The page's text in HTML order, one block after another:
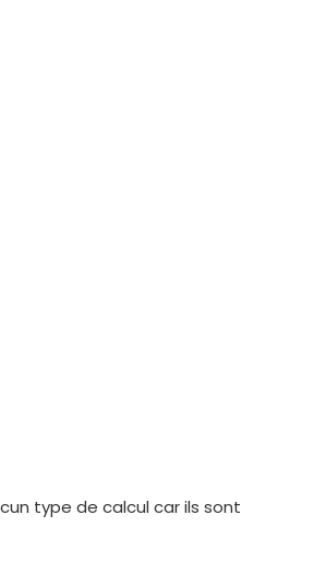
type de calcul car ils sont